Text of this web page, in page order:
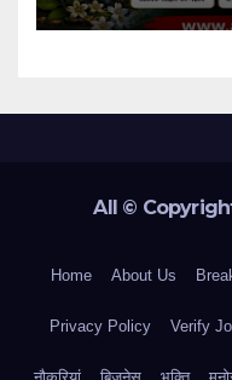
All ©
Home About Us
Privacy Policy Verify